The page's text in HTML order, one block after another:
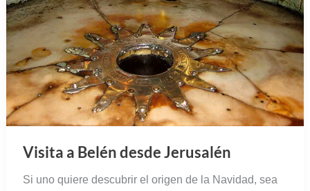
Visita a Belén desde Jerusalén
Si uno quiere descubrir el origen de la Navidad, sea